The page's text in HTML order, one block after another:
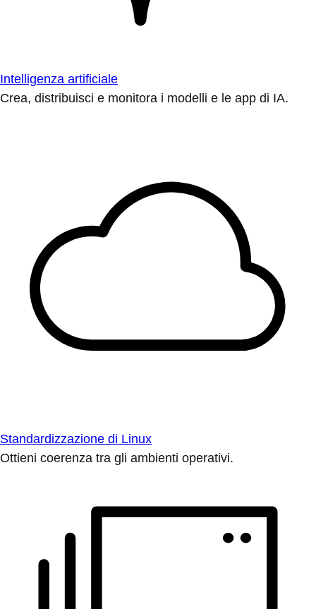
Intelligenza artificiale
Crea, distribuisci e monitora i modelli e le app di IA.
Standardizzazione di Linux
Ottieni coerenza tra gli ambienti operativi.